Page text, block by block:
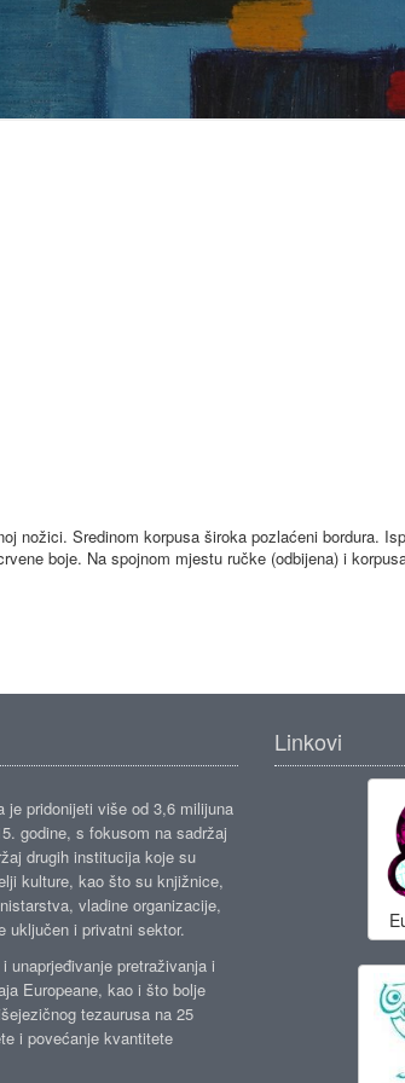
nožici. Sredinom korpusa široka pozlaćeni bordura.
boje. Na spojnom mjestu ručke (odbijena) i
je pridonijeti više od 3,6 milijuna
godine, s fokusom na sadržaj
drugih institucija koje su
kulture, kao što su knjižnice,
vladine organizacije,
uključen i privatni sektor.
unaprjeđivanje pretraživanja i
Europeane, kao i što bolje
tezaurusa na 25
i povećanje kvantitete
Linkovi